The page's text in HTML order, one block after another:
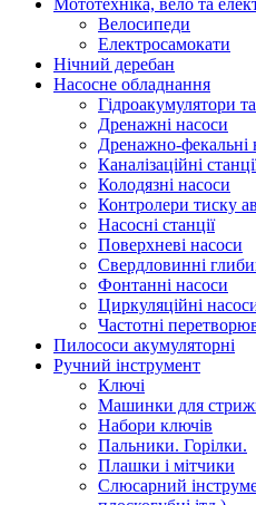
Мототехніка, вело та
Велосипеди
Електросамокати
Нічний деребан
Насосне обладнання
Гідроакумулятори
Дренажні насоси
Дренажно-фекальні
Каналізаційні
Колодязні насоси
Контролери тиску
Насосні станції
Поверхневі насоси
Свердловинні
Фонтанні насоси
Циркуляційні
Частотні
Пилососи акумуляторні
Ручний інструмент
Ключі
Машинки для
Набори ключів
Пальники. Горілки.
Плашки і мітчики
Слюсарний